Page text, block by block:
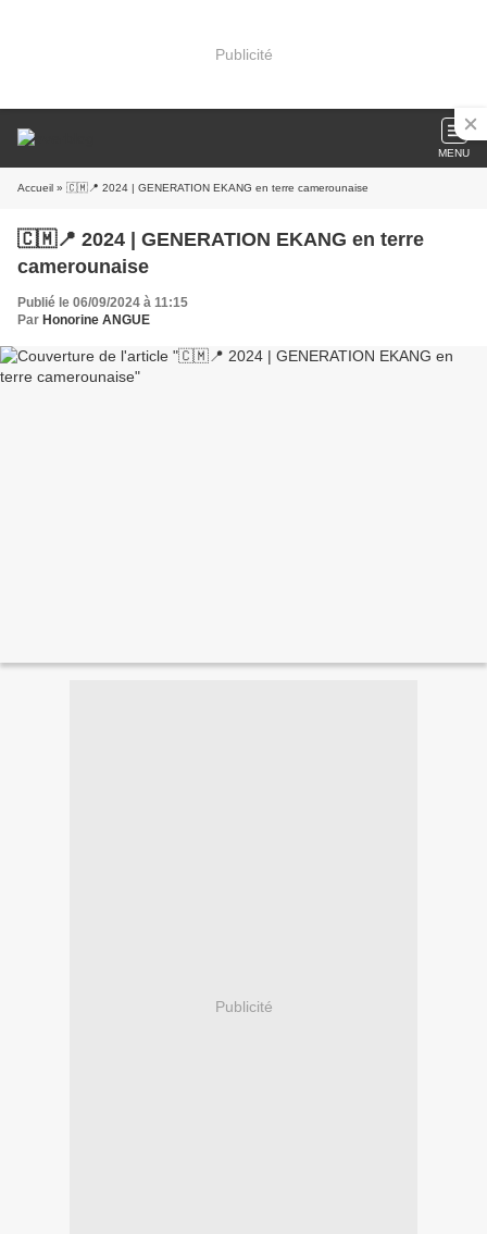
Publicité
MENU
Accueil » 🇨🇲📍 2024 | GENERATION EKANG en terre camerounaise
🇨🇲📍 2024 | GENERATION EKANG en terre
camerounaise
Publié le 06/09/2024 à 11:15
Par Honorine ANGUE
Publicité